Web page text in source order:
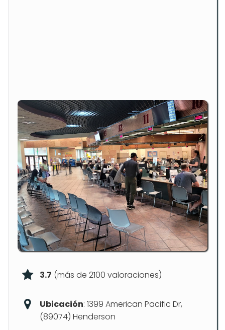
3.7 (más de 2100 valoraciones)
Ubicación: 1399 American Pacific Dr,
(89074) Henderson